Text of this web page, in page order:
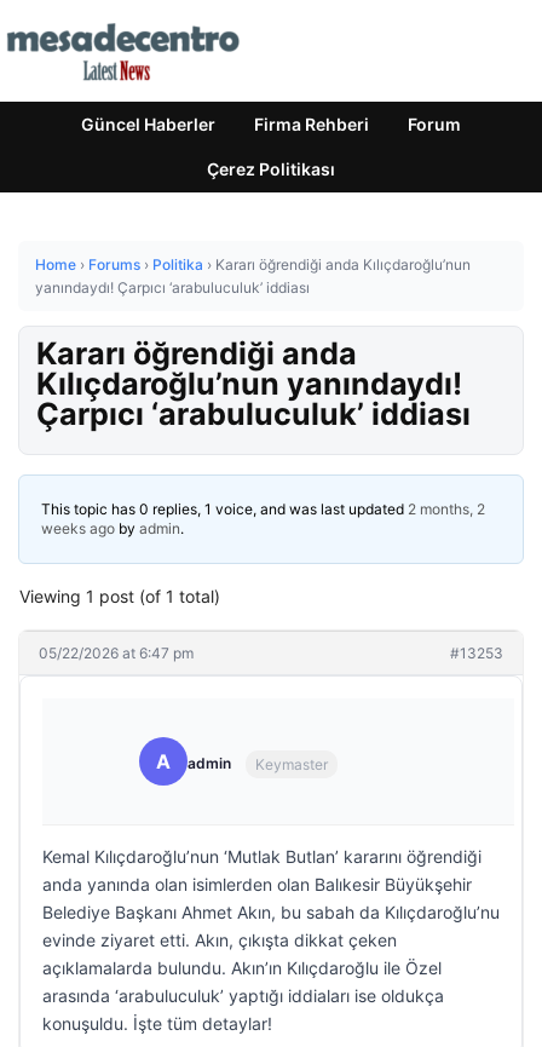
Güncel Haberler Firma Rehberi Forum
Çerez Politikası
Home › Forums › Politika › Kararı öğrendiği anda Kılıçdaroğlu’nun
yanındaydı! Çarpıcı ‘arabuluculuk’ iddiası
Kararı öğrendiği anda
Kılıçdaroğlu’nun yanındaydı!
Çarpıcı ‘arabuluculuk’ iddiası
This topic has 0 replies, 1 voice, and was last updated 2 months, 2
weeks ago by admin.
Viewing 1 post (of 1 total)
05/22/2026 at 6:47 pm #13253
A admin Keymaster
Kemal Kılıçdaroğlu’nun ‘Mutlak Butlan’ kararını öğrendiği
anda yanında olan isimlerden olan Balıkesir Büyükşehir
Belediye Başkanı Ahmet Akın, bu sabah da Kılıçdaroğlu’nu
evinde ziyaret etti. Akın, çıkışta dikkat çeken
açıklamalarda bulundu. Akın’ın Kılıçdaroğlu ile Özel
arasında ‘arabuluculuk’ yaptığı iddiaları ise oldukça
konuşuldu. İşte tüm detaylar!